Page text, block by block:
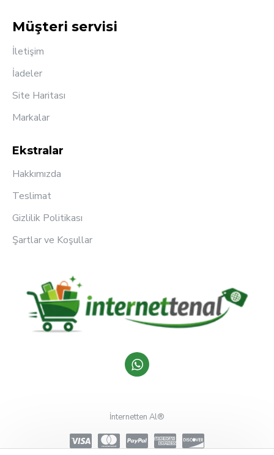
Müşteri servisi
İletişim
İadeler
Site Haritası
Markalar
Ekstralar
Hakkımızda
Teslimat
Gizlilik Politikası
Şartlar ve Koşullar
İnternetten Al®